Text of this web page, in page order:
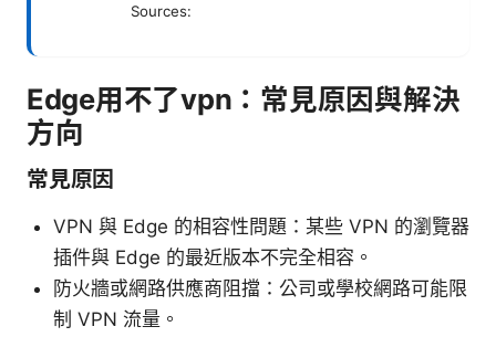
Sources:
Edge用不了vpn：常見原因與解決
方向
常見原因
VPN 與 Edge 的相容性問題：某些 VPN 的瀏覽器
插件與 Edge 的最近版本不完全相容。
防火牆或網路供應商阻擋：公司或學校網路可能限
制 VPN 流量。